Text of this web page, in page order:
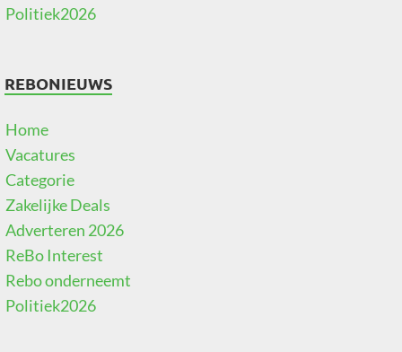
Politiek2026
REBONIEUWS
Home
Vacatures
Categorie
Zakelijke Deals
Adverteren 2026
ReBo Interest
Rebo onderneemt
Politiek2026